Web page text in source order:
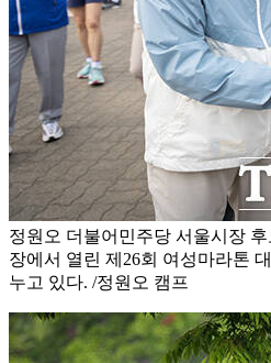
정원오 더불어민주당 서울시장
장에서 열린 제26회 여성마라톤
누고 있다. /정원오 캠프